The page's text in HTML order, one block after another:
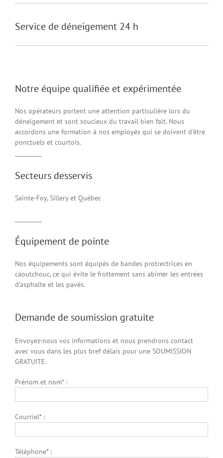
Service de déneigement 24 h
Notre équipe qualifiée et expérimentée
Nos opérateurs portent une attention particulière lors du
déneigement et sont soucieux du travail bien fait. Nous
accordons une formation à nos employés qui se doivent d’être
ponctuels et courtois.
Secteurs desservis
Sainte-Foy, Sillery et Québec
Équipement de pointe
Nos équipements sont équipés de bandes protrectrices en
caoutchouc, ce qui évite le frottement sans abîmer les entrées
d’asphalte et les pavés.
Demande de soumission gratuite
Envoyez-nous vos informations et nous prendrons contact
avec vous dans les plus bref délais pour une SOUMISSION
GRATUITE.
Prénom et nom* :
Courriel* :
Téléphone* :